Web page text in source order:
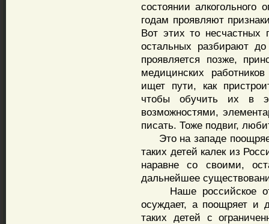
состоянии
годам проявляют
Вот этих то несчастных
остальных разбирают
проявляется позже,
медицинских
ищет пути, как
чтобы обучить их в
возможностями,
писать. Тоже подвиг,
Это на западе
таких детей калек из
наравне со своими,
дальнейшее
Наше российское
осуждает, а поощряет и
таких детей с